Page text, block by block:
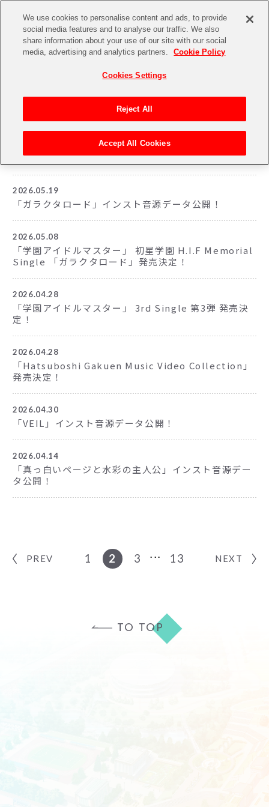
NEWS
2026.05.19
「ガラクタロード」インスト音源データ公開！
2026.05.08
「学園アイドルマスター」 初星学園 H.I.F Memorial
Single 「ガラクタロード」発売決定！
2026.04.28
「学園アイドルマスター」 3rd Single 第3弾 発売決
定！
2026.04.28
「Hatsuboshi Gakuen Music Video Collection」
発売決定！
2026.04.30
「VEIL」インスト音源データ公開！
2026.04.14
「真っ白いページと水彩の主人公」インスト音源デー
タ公開！
PREV 1 2 3 13 NEXT
TO TOP
We use cookies to personalise content and ads, to provide
social media features and to analyse our traffic. We also
share information about your use of our site with our social
media, advertising and analytics partners.
Cookie Policy
Cookies Settings
Reject All
Accept All Cookies